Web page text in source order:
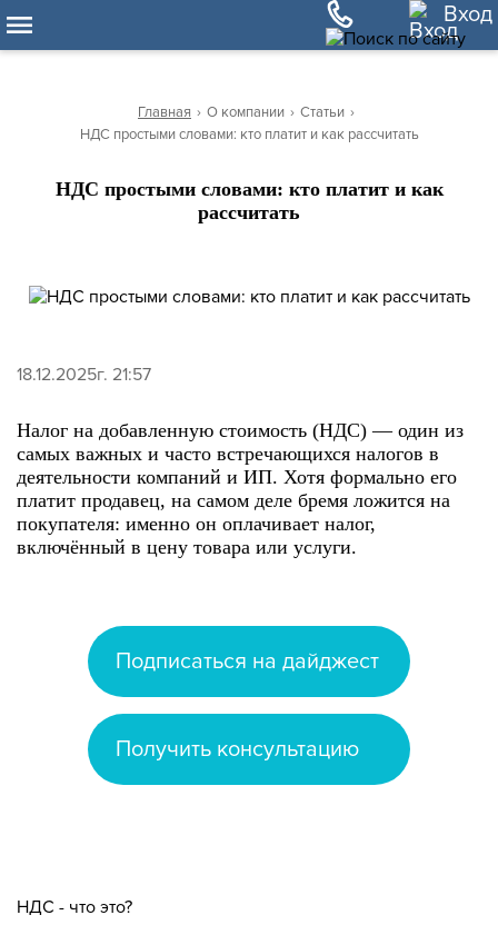
10 Вход
Главная › О компании › Статьи ›
НДС простыми словами: кто платит и как рассчитать
НДС простыми словами: кто платит и как
рассчитать
18.12.2025г. 21:57
Налог на добавленную стоимость (НДС) — один из
самых важных и часто встречающихся налогов в
деятельности компаний и ИП. Хотя формально его
платит продавец, на самом деле бремя ложится на
покупателя: именно он оплачивает налог,
включённый в цену товара или услуги.
Подписаться на дайджест
Получить консультацию
НДС - что это?